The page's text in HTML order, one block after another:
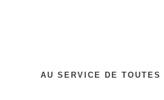
AU SERVICE DE